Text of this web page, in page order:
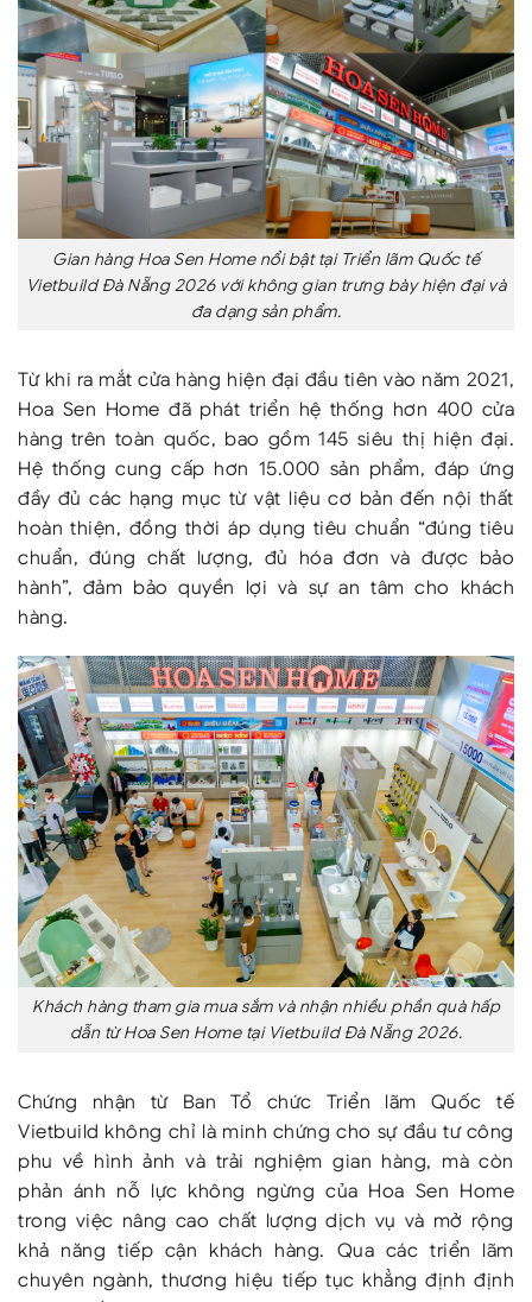
Gian hàng Hoa Sen Home nổi bật tại Triển lãm Quốc tế
Vietbuild Đà Nẵng 2026 với không gian trưng bày hiện đại và
đa dạng sản phẩm.
Từ khi ra mắt cửa hàng hiện đại đầu tiên vào năm 2021,
Hoa Sen Home đã phát triển hệ thống hơn 400 cửa
hàng trên toàn quốc, bao gồm 145 siêu thị hiện đại.
Hệ thống cung cấp hơn 15.000 sản phẩm, đáp ứng
đầy đủ các hạng mục từ vật liệu cơ bản đến nội thất
hoàn thiện, đồng thời áp dụng tiêu chuẩn “đúng tiêu
chuẩn, đúng chất lượng, đủ hóa đơn và được bảo
hành”, đảm bảo quyền lợi và sự an tâm cho khách
hàng.
Khách hàng tham gia mua sắm và nhận nhiều phần quà hấp
dẫn từ Hoa Sen Home tại Vietbuild Đà Nẵng 2026.
Chứng nhận từ Ban Tổ chức Triển lãm Quốc tế
Vietbuild không chỉ là minh chứng cho sự đầu tư công
phu về hình ảnh và trải nghiệm gian hàng, mà còn
phản ánh nỗ lực không ngừng của Hoa Sen Home
trong việc nâng cao chất lượng dịch vụ và mở rộng
khả năng tiếp cận khách hàng. Qua các triển lãm
chuyên ngành, thương hiệu tiếp tục khẳng định định